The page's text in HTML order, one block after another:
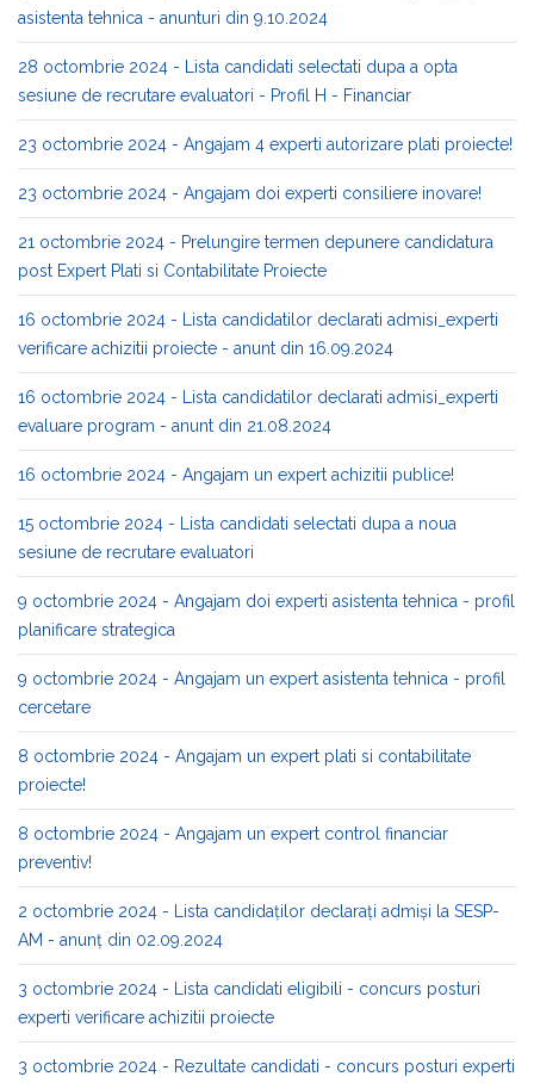
asistenta tehnica - anunturi din 9.10.2024
28 octombrie 2024 - Lista candidati selectati dupa a opta
sesiune de recrutare evaluatori - Profil H - Financiar
23 octombrie 2024 - Angajam 4 experti autorizare plati proiecte!
23 octombrie 2024 - Angajam doi experti consiliere inovare!
21 octombrie 2024 - Prelungire termen depunere candidatura
post Expert Plati si Contabilitate Proiecte
16 octombrie 2024 - Lista candidatilor declarati admisi_experti
verificare achizitii proiecte - anunt din 16.09.2024
16 octombrie 2024 - Lista candidatilor declarati admisi_experti
evaluare program - anunt din 21.08.2024
16 octombrie 2024 - Angajam un expert achizitii publice!
15 octombrie 2024 - Lista candidati selectati dupa a noua
sesiune de recrutare evaluatori
9 octombrie 2024 - Angajam doi experti asistenta tehnica - profil
planificare strategica
9 octombrie 2024 - Angajam un expert asistenta tehnica - profil
cercetare
8 octombrie 2024 - Angajam un expert plati si contabilitate
proiecte!
8 octombrie 2024 - Angajam un expert control financiar
preventiv!
2 octombrie 2024 - Lista candidaților declarați admiși la SESP-
AM - anunț din 02.09.2024
3 octombrie 2024 - Lista candidati eligibili - concurs posturi
experti verificare achizitii proiecte
3 octombrie 2024 - Rezultate candidati - concurs posturi experti